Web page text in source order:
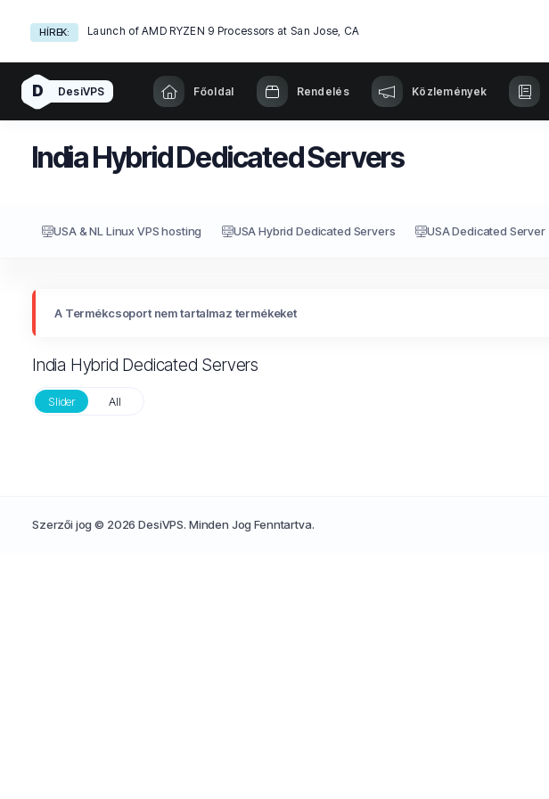
HÍREK: Launch of AMD RYZEN 9 Processors at San Jose, CA
D DesiVPS Főoldal Rendelés Közlemények
India Hybrid Dedicated Servers
USA & NL Linux VPS hosting USA Hybrid Dedicated Servers USA Dedicated Server
A Termékcsoport nem tartalmaz termékeket
India Hybrid Dedicated Servers
Slider All
Szerzői jog © 2026 DesiVPS. Minden Jog Fenntartva.